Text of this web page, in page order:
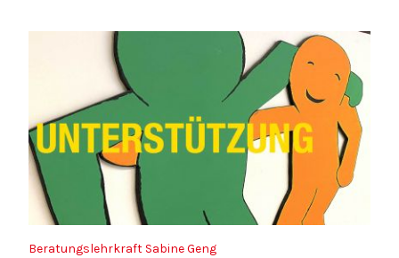
Beratungslehrkraft Sabine Geng